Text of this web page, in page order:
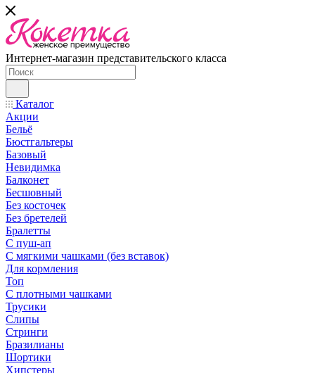
Интернет-магазин представительского класса
Каталог
Акции
Бельё
Бюстгальтеры
Базовый
Невидимка
Балконет
Бесшовный
Без косточек
Без бретелей
Бралетты
С пуш-ап
С мягкими чашками (без вставок)
Для кормления
Топ
С плотными чашками
Трусики
Слипы
Стринги
Бразилианы
Шортики
Хипстеры